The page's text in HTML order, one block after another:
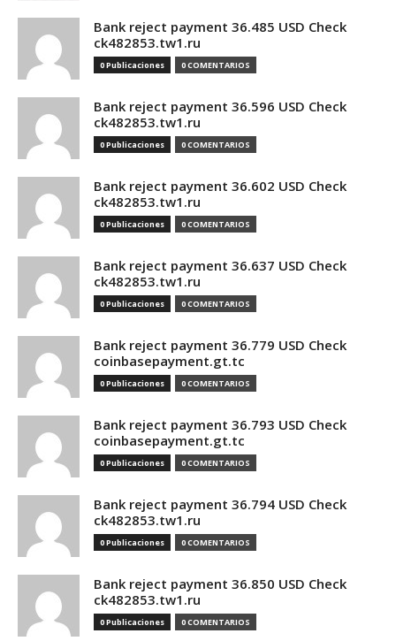
Bank reject payment 36.485 USD Check
ck482853.tw1.ru
0 Publicaciones 0 COMENTARIOS
Bank reject payment 36.596 USD Check
ck482853.tw1.ru
0 Publicaciones 0 COMENTARIOS
Bank reject payment 36.602 USD Check
ck482853.tw1.ru
0 Publicaciones 0 COMENTARIOS
Bank reject payment 36.637 USD Check
ck482853.tw1.ru
0 Publicaciones 0 COMENTARIOS
Bank reject payment 36.779 USD Check
coinbasepayment.gt.tc
0 Publicaciones 0 COMENTARIOS
Bank reject payment 36.793 USD Check
coinbasepayment.gt.tc
0 Publicaciones 0 COMENTARIOS
Bank reject payment 36.794 USD Check
ck482853.tw1.ru
0 Publicaciones 0 COMENTARIOS
Bank reject payment 36.850 USD Check
ck482853.tw1.ru
0 Publicaciones 0 COMENTARIOS